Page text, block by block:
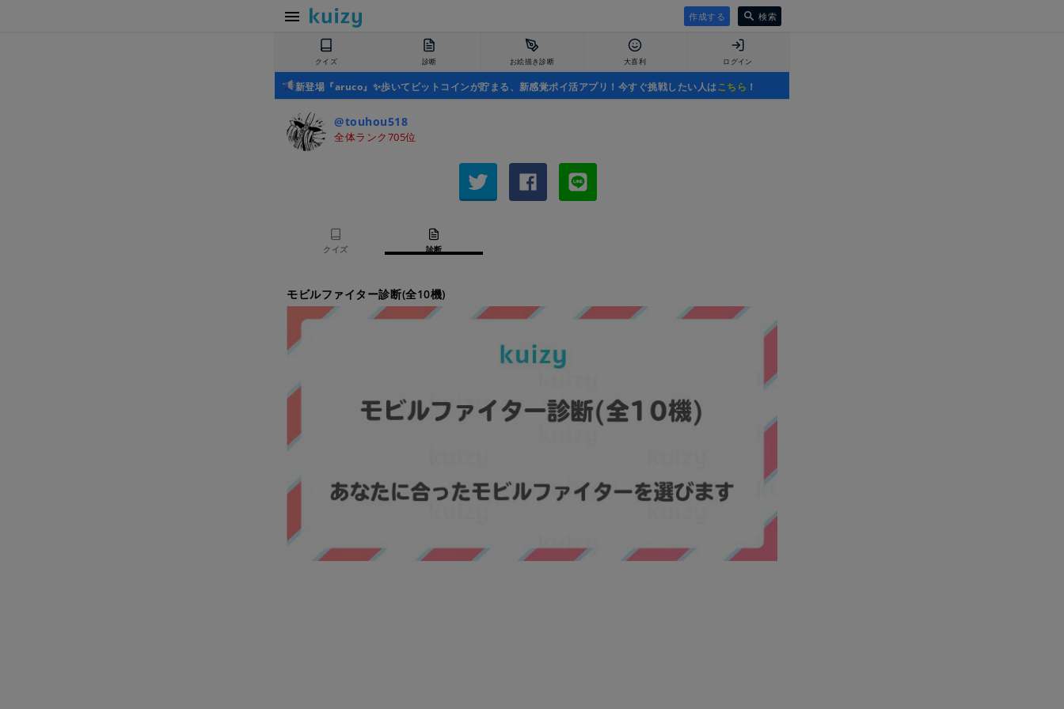
作成する 検索
クイズ 診断 お絵描き診断 大喜利 ログイン
新登場『aruco』✨歩いてビットコインが貯まる、新感覚ポイ活アプリ！今すぐ挑戦したい人はこちら ！
@touhou518
全体ランク705位
クイズ 診断
モビルファイター診断(全10機)